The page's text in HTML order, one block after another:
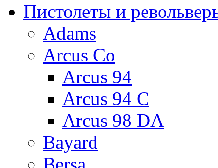
Пистолеты и
Adams
Arcus Co
Arcus 94
Arcus 94 С
Arcus 98 DA
Bayard
Bersa